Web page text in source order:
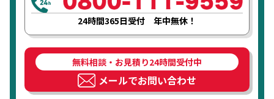
24時間365日受付 年中無休！
無料相談・お見積り24時間受付中
メールでお問い合わせ